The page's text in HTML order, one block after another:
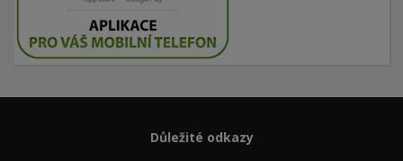
Důležité odkazy